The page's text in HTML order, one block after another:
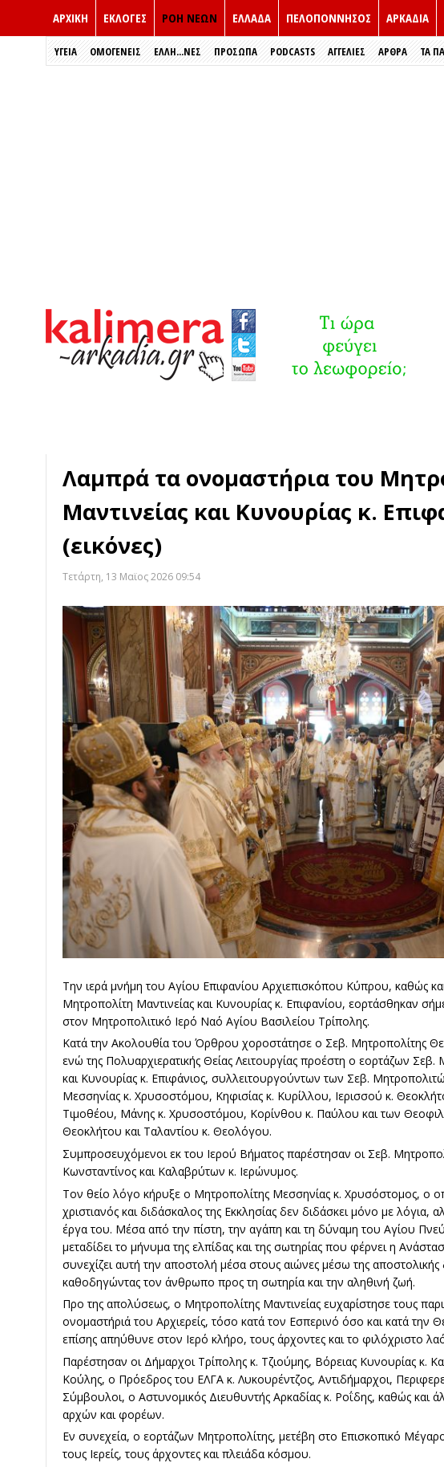
ΑΡΧΙΚΗ ΕΚΛΟΓΈΣ ΡΟΗ ΝΕΩΝ ΕΛΛΑΔΑ ΠΕΛΟΠΟΝΝΗΣΟΣ ΑΡΚΑΔΙΑ
ΥΓΕΙΑ ΟΜΟΓΕΝΕΙΣ ΈΛΛΗ...ΝΕΣ ΠΡΌΣΩΠΑ PODCASTS ΑΓΓΕΛΙΕΣ ΑΡΘΡΑ ΤΑ
Λαμπρά τα ονομαστήρια του
Μαντινείας και Κυνουρίας κ.
(εικόνες)
Τετάρτη, 13 Μαϊος 2026 09:54
Την ιερά μνήμη του Αγίου Επιφανίου Αρχιεπισκόπου Κύπρου, καθώς
Μητροπολίτη Μαντινείας και Κυνουρίας κ. Επιφανίου, εορτάσθηκαν
στον Μητροπολιτικό Ιερό Ναό Αγίου Βασιλείου Τρίπολης.
Κατά την Ακολουθία του Όρθρου χοροστάτησε ο Σεβ. Μητροπολίτης
ενώ της Πολυαρχιερατικής Θείας Λειτουργίας προέστη ο εορτάζων Σεβ.
και Κυνουρίας κ. Επιφάνιος, συλλειτουργούντων των Σεβ.
Μεσσηνίας κ. Χρυσοστόμου, Κηφισίας κ. Κυρίλλου, Ιερισσού κ.
Τιμοθέου, Μάνης κ. Χρυσοστόμου, Κορίνθου κ. Παύλου και των
Θεοκλήτου και Ταλαντίου κ. Θεολόγου.
Συμπροσευχόμενοι εκ του Ιερού Βήματος παρέστησαν οι Σεβ.
Κωνσταντίνος και Καλαβρύτων κ. Ιερώνυμος.
Τον θείο λόγο κήρυξε ο Μητροπολίτης Μεσσηνίας κ. Χρυσόστομος, o
χριστιανός και διδάσκαλος της Εκκλησίας δεν διδάσκει μόνο με λόγια,
έργα του. Μέσα από την πίστη, την αγάπη και τη δύναμη του Αγίου
μεταδίδει το μήνυμα της ελπίδας και της σωτηρίας που φέρνει η
συνεχίζει αυτή την αποστολή μέσα στους αιώνες μέσω της αποστολικής
καθοδηγώντας τον άνθρωπο προς τη σωτηρία και την αληθινή ζωή.
Προ της απολύσεως, ο Μητροπολίτης Μαντινείας ευχαρίστησε τους
ονομαστήριά του Αρχιερείς, τόσο κατά τον Εσπερινό όσο και κατά την
επίσης απηύθυνε στον Ιερό κλήρο, τους άρχοντες και το φιλόχριστο
Παρέστησαν οι Δήμαρχοι Τρίπολης κ. Τζιούμης, Βόρειας Κυνουρίας κ.
Κούλης, ο Πρόεδρος του ΕΛΓΑ κ. Λυκουρέντζος, Αντιδήμαρχοι,
Σύμβουλοι, ο Αστυνομικός Διευθυντής Αρκαδίας κ. Ροΐδης, καθώς και
αρχών και φορέων.
Εν συνεχεία, ο εορτάζων Μητροπολίτης, μετέβη στο Επισκοπικό
τους Ιερείς, τους άρχοντες και πλειάδα κόσμου.